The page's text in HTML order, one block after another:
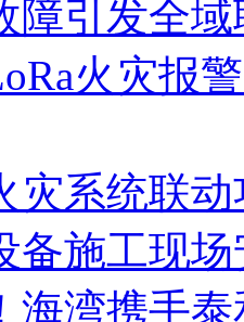
障引发全
火灾报
灾系统联
备施工现
海湾携手